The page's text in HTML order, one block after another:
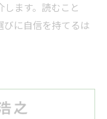
ます。読むこと
に自信を持てるは